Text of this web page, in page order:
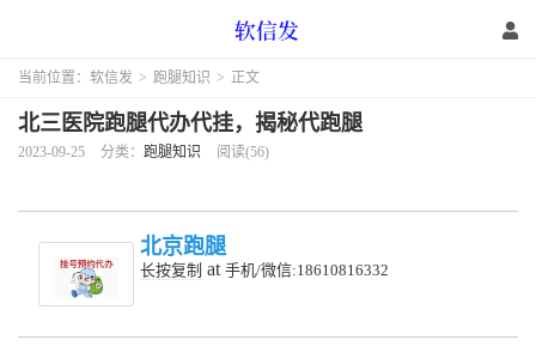
当前位置： 软信发 > 跑腿知识 > 正文
北三医院跑腿代办代挂，揭秘代跑腿
2023-09-25 分类： 跑腿知识 阅读(56)
北京跑腿
长按复制 at 手机/微信:18610816332